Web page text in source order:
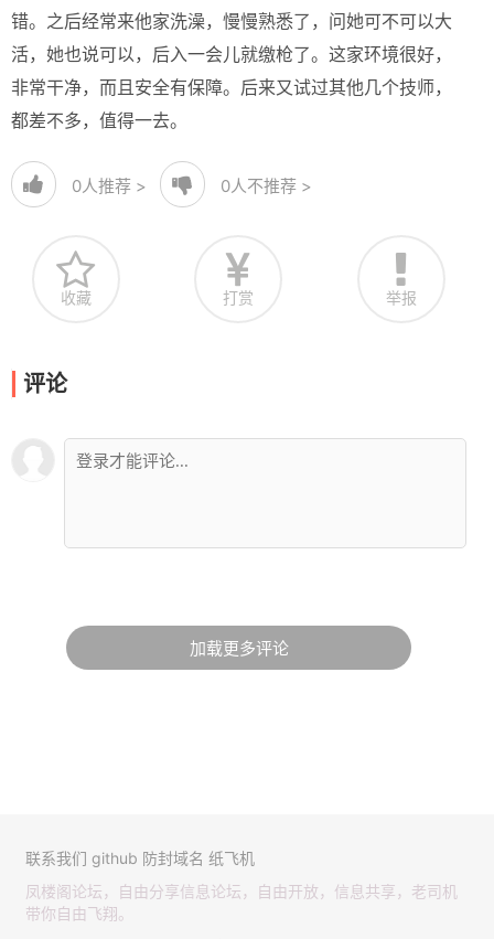
错。之后经常来他家洗澡，慢慢熟悉了，问她可不可以大
活，她也说可以，后入一会儿就缴枪了。这家环境很好，
非常干净，而且安全有保障。后来又试过其他几个技师，
都差不多，值得一去。
0人推荐 > 0人不推荐 >
收藏 打赏 举报
评论
加载更多评论
联系我们 github 防封域名 纸飞机
凤楼阁论坛，自由分享信息论坛，自由开放，信息共享，老司机
带你自由飞翔。